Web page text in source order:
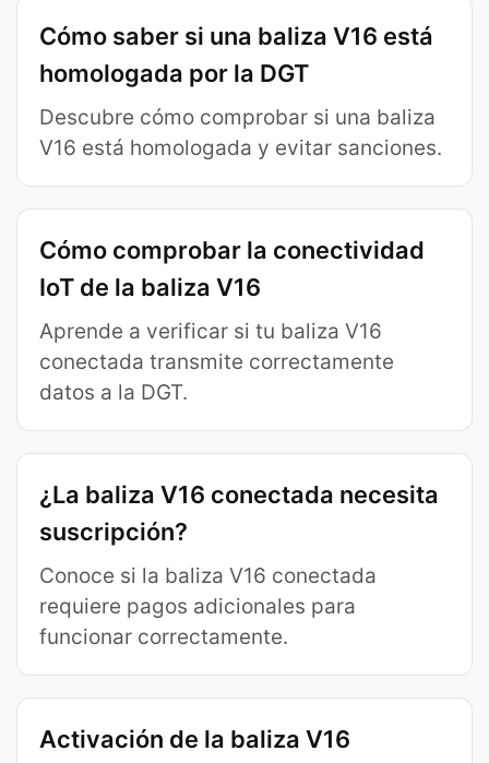
Cómo saber si una baliza V16 está
homologada por la DGT
Descubre cómo comprobar si una baliza
V16 está homologada y evitar sanciones.
Cómo comprobar la conectividad
IoT de la baliza V16
Aprende a verificar si tu baliza V16
conectada transmite correctamente
datos a la DGT.
¿La baliza V16 conectada necesita
suscripción?
Conoce si la baliza V16 conectada
requiere pagos adicionales para
funcionar correctamente.
Activación de la baliza V16